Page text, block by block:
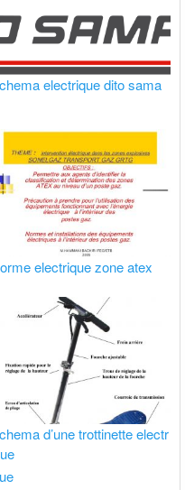
electrique dito sama
electrique zone atex
d’une trottinette electr